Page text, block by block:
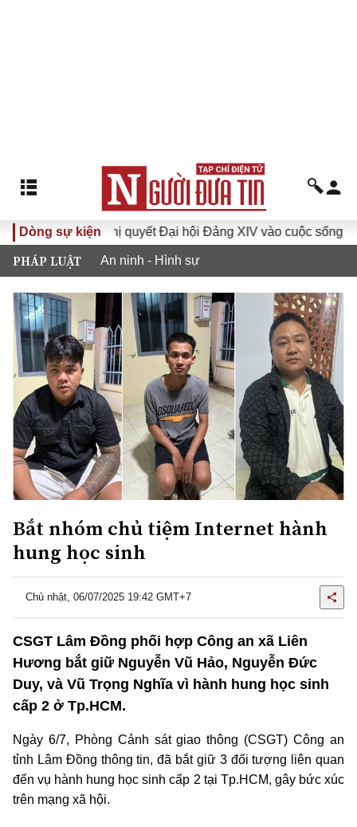
Dòng sự kiện
Đưa Nghị quyết Đại hội Đảng XIV vào cuộc sống
PHÁP LUẬT An ninh - Hình sự
Bắt nhóm chủ tiệm Internet hành
hung học sinh
Chủ nhật, 06/07/2025 19:42 GMT+7
CSGT Lâm Đồng phối hợp Công an xã Liên
Hương bắt giữ Nguyễn Vũ Hảo, Nguyễn Đức
Duy, và Vũ Trọng Nghĩa vì hành hung học sinh
cấp 2 ở Tp.HCM.
Ngày 6/7, Phòng Cảnh sát giao thông (CSGT) Công an
tỉnh Lâm Đồng thông tin, đã bắt giữ 3 đối tượng liên quan
đến vụ hành hung học sinh cấp 2 tại Tp.HCM, gây bức xúc
trên mạng xã hội.